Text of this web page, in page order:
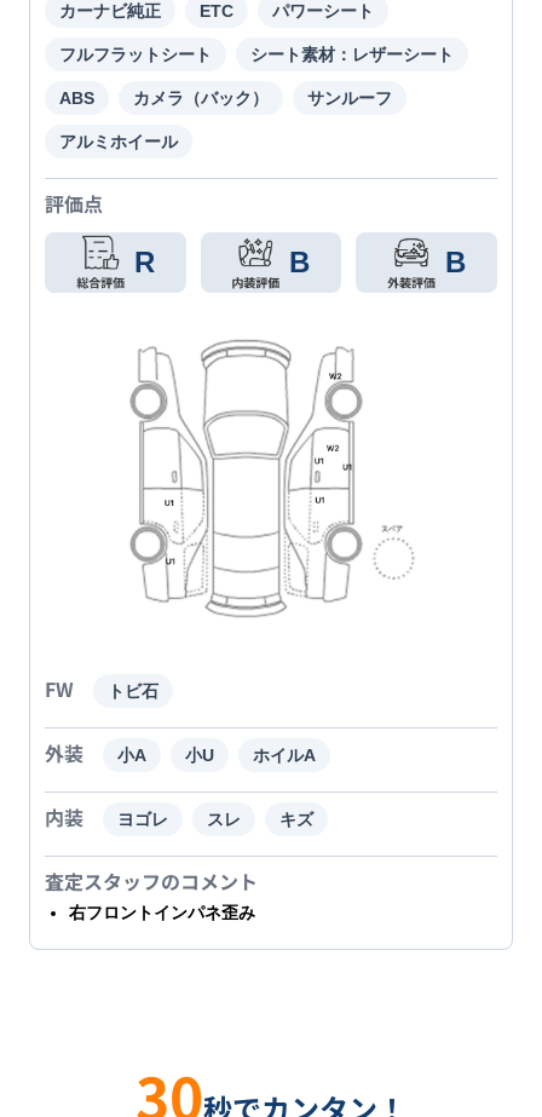
カーナビ純正 ETC パワーシート
フルフラットシート シート素材：レザーシート
ABS カメラ（バック） サンルーフ
アルミホイール
評価点
R B B
FW トビ石
外装 小A 小U ホイルA
内装 ヨゴレ スレ キズ
査定スタッフのコメント
右フロントインパネ歪み
30秒でカンタン！